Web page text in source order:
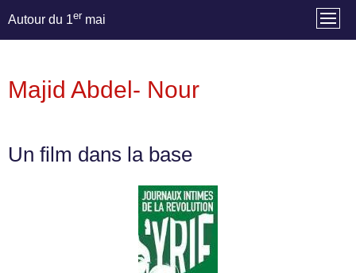
Autour du 1er mai
Majid Abdel- Nour
Un film dans la base